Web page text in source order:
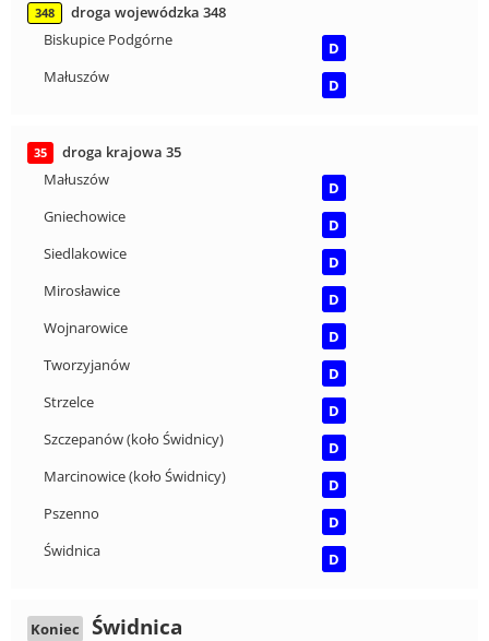
348
droga wojewódzka 348
Biskupice Podgórne
D
Małuszów
D
35
droga krajowa 35
Małuszów
D
Gniechowice
D
Siedlakowice
D
Mirosławice
D
Wojnarowice
D
Tworzyjanów
D
Strzelce
D
Szczepanów (koło Świdnicy)
D
Marcinowice (koło Świdnicy)
D
Pszenno
D
Świdnica
D
Koniec Świdnica